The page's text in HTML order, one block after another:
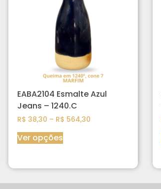
EABA2104 Esmalte Azul
Jeans – 1240.C
R$ 38,30 – R$ 564,30
Ver opções